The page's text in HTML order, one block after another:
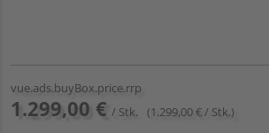
vue.ads.buyBox.price.rrp
1.299,00 € / Stk. (1.299,00 € / Stk.)